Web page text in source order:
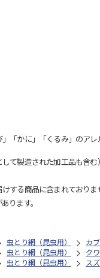
「かに」「くるみ」のア
て製造された加工品も含
する商品に含まれておりま
ります。
虫とり網（昆虫用） カ
虫とり網（昆虫用） ク
虫とり網（昆虫用） ス